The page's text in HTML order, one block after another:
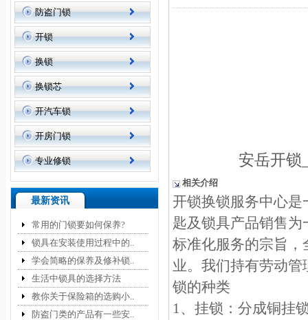
防盗门锁
开锁
换锁
换锁芯
开汽车锁
开房门锁
专业修锁
最新资讯
常用的门锁要如何保养?
锁具在安装使用过程中的..
学会简略的保养及修补锁..
生活中锁具的选择方法
教你关于保险箱的选购小..
防盗门类的产品有一些安..
安岳开锁
相关介绍
开锁换锁服务中心
匙及锁具产品销售
标准化服务的宗旨
业。我们持有劳动
锁的种类
1、挂锁：分成铜挂